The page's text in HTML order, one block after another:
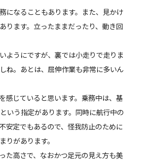
になることもあります。また、見かけ
ります。立ったままだったり、動き回
ようにですが、裏では小走りで走りま
ね。あとは、屈伸作業も非常に多いん
感じていると思います。乗務中は、基
いう指定があります。同時に航行中の
安定でもあるので、怪我防止のために
りがあります。
た高さで、なおかつ足元の見え方も美